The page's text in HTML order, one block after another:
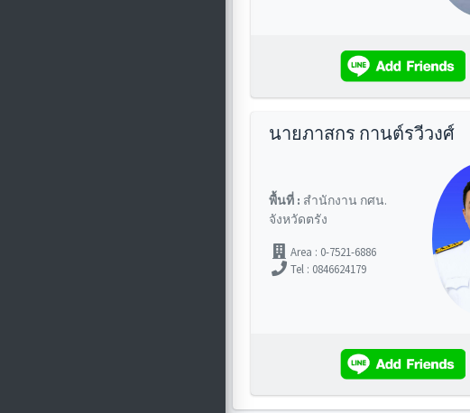
นายภาสกร กานต์รวีวงศ์
พื้นที่ : สำนักงาน กศน.
จังหวัดตรัง
Area : 0-7521-6886
Tel : 0846624179